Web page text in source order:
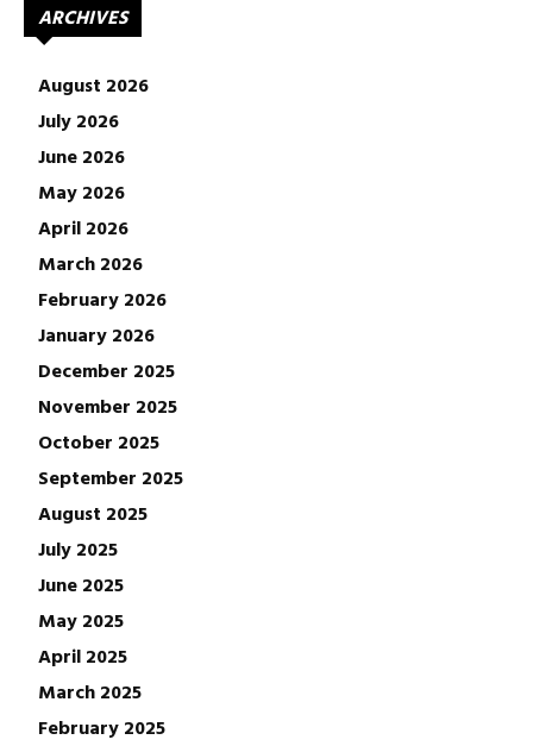
ARCHIVES
August 2026
July 2026
June 2026
May 2026
April 2026
March 2026
February 2026
January 2026
December 2025
November 2025
October 2025
September 2025
August 2025
July 2025
June 2025
May 2025
April 2025
March 2025
February 2025